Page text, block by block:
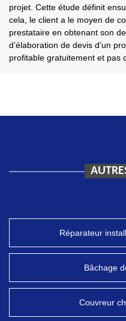
projet. Cette étude définit
cela, le client a le moyen de
prestataire en obtenant son
d’élaboration de devis d’un
profitable gratuitement et pas
Réparateur
Bâchage
Couvreur